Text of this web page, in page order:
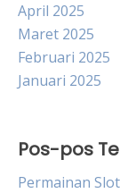
April 2025
Maret 2025
Februari 2025
Januari 2025
Pos-pos
Permainan